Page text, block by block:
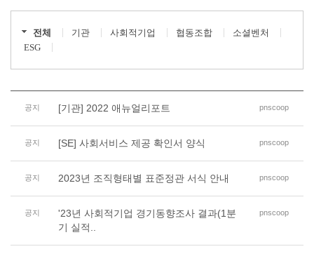
전체 기관 사회적기업 협동조합
소셜벤처
ESG
공지 [기관] 2022 애뉴얼리포트 pnscoop
공지 [SE] 사회서비스 제공 확인서 양식 pnscoop
공지 2023년 조직형태별 표준정관 서식 안내 pnscoop
공지
'23년 사회적기업 경기동향조사 결과(1분
기 실적..
pnscoop